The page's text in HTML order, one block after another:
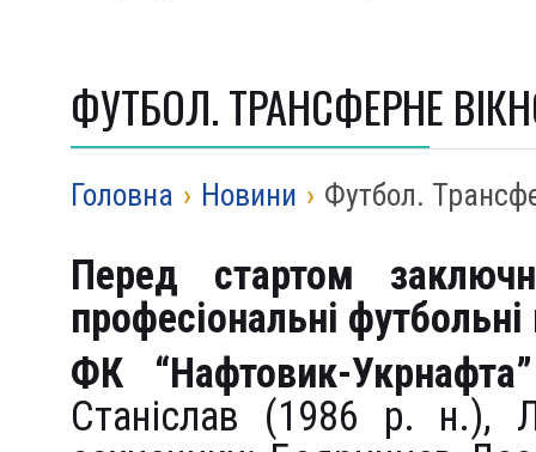
ФУТБОЛ. ТРАНСФЕРНЕ
Головна › Новини › Футбол.
Перед стартом
професіональні
ФК “Нафтовик-
Станіслав (1986 р.